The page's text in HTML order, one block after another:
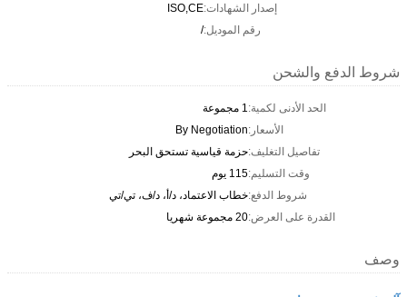
إصدار الشهادات:ISO,CE
رقم الموديل:/
شروط الدفع والشحن
الحد الأدنى لكمية:1 مجموعة
الأسعار:By Negotiation
تفاصيل التغليف:حزمة قياسية تستحق البحر
وقت التسليم:115 يوم
شروط الدفع:خطاب الاعتماد، د/أ، د/ف، تي/تي
القدرة على العرض:20 مجموعة شهريا
وصف